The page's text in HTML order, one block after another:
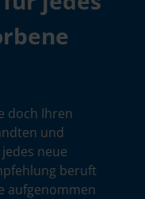
doch Ihren
und
neue
beruft
aufgenommen